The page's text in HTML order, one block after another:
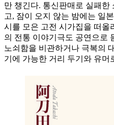
만 챙긴다. 통신판매로 실패한
고, 잠이 오지 않는 밤에는 일
시를 모은 고전 시가집을 떠올
의 전통 이야기극도 공연으로
노쇠함을 비관하거나 극복의
기에 가능한 거리 두기와 유머